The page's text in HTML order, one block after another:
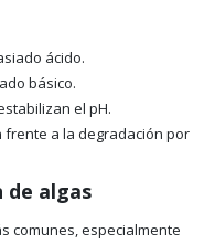
ácido.
básico.
el pH.
frente a la degradación por
de algas
comunes, especialmente